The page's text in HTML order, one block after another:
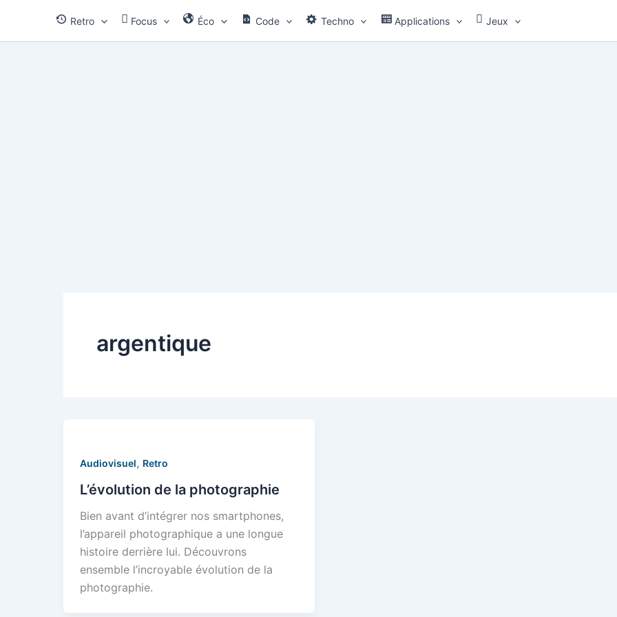
contenu
Retro Focus Éco Code Techno Applications Jeux
argentique
Audiovisuel, Retro
L’évolution de la photographie
Bien avant d’intégrer nos smartphones,
l’appareil photographique a une longue
histoire derrière lui. Découvrons
ensemble l’incroyable évolution de la
photographie.